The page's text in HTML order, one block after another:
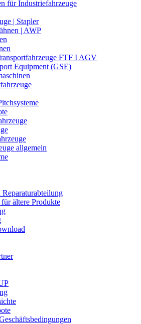
für Industriefahrzeuge
| Stapler
| AWP
FTF I AGV
Equipment (GSE)
allgemein
Reparaturabteilung
ältere Produkte